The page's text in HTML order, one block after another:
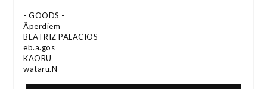
- GOODS -
Äperdiem
BEATRIZ PALACIOS
eb.a.gos
KAORU
wataru.N